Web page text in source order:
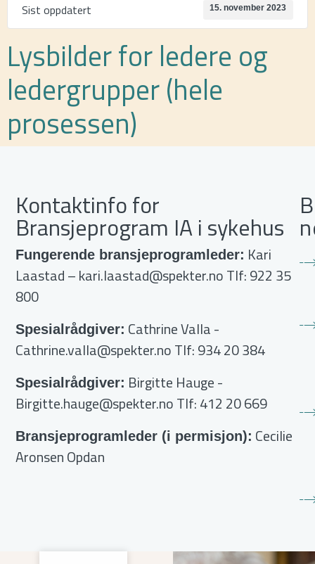
Sist oppdatert 15. november 2023
Lysbilder for ledere og
ledergrupper (hele
prosessen)
Kontaktinfo for
Bransjeprogram IA i sykehus
Fungerende bransjeprogramleder: Kari
Laastad –kari.laastad@spekter.noTlf: 922 35
800
Spesialrådgiver: Cathrine Valla-
Cathrine.valla@spekter.noTlf: 934 20 384
Spesialrådgiver: Birgitte Hauge-
Birgitte.hauge@spekter.noTlf: 412 20 669
Bransjeprogramleder (i permisjon): Cecilie
Aronsen Opdan